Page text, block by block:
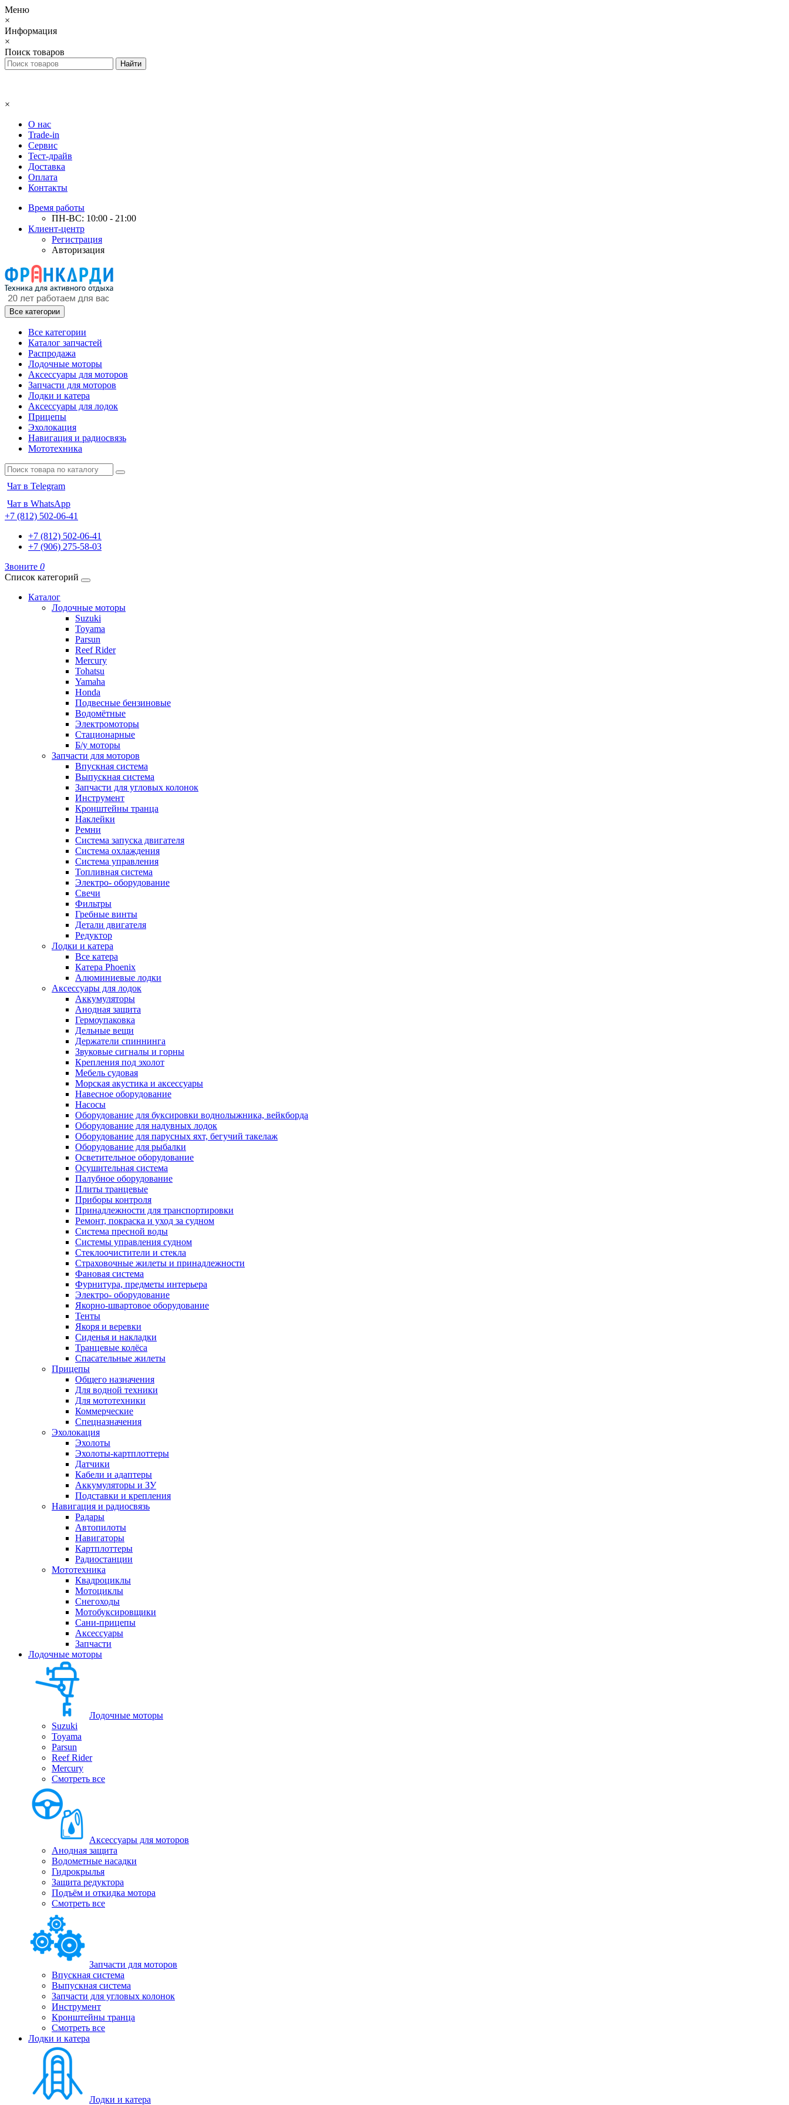
Меню
×
Информация
×
Поиск товаров
×
О нас
Trade-in
Сервис
Тест-драйв
Доставка
Оплата
Контакты
Время работы
ПН-ВС: 10:00 - 21:00
Клиент-центр
Регистрация
Авторизация
Все категории
Все категории
Каталог запчастей
Распродажа
Лодочные моторы
Аксессуары для моторов
Запчасти для моторов
Лодки и катера
Аксессуары для лодок
Прицепы
Эхолокация
Навигация и радиосвязь
Мототехника
Чат в Telegram
Чат в WhatsApp
+7 (812) 502-06-41
+7 (812) 502-06-41
+7 (906) 275-58-03
Звоните 0
Список категорий
Каталог
Лодочные моторы
Suzuki
Toyama
Parsun
Reef Rider
Mercury
Tohatsu
Yamaha
Honda
Подвесные бензиновые
Водомётные
Электромоторы
Стационарные
Б/у моторы
Запчасти для моторов
Впускная система
Выпускная система
Запчасти для угловых колонок
Инструмент
Кронштейны транца
Наклейки
Ремни
Система запуска двигателя
Система охлаждения
Система управления
Топливная система
Электро- оборудование
Свечи
Фильтры
Гребные винты
Детали двигателя
Редуктор
Лодки и катера
Все катера
Катера Phoenix
Алюминиевые лодки
Аксессуары для лодок
Аккумуляторы
Анодная защита
Гермоупаковка
Дельные вещи
Держатели спиннинга
Звуковые сигналы и горны
Крепления под эхолот
Мебель судовая
Морская акустика и аксессуары
Навесное оборудование
Насосы
Оборудование для буксировки воднолыжника, вейкборда
Оборудование для надувных лодок
Оборудование для парусных яхт, бегучий такелаж
Оборудование для рыбалки
Осветительное оборудование
Осушительная система
Палубное оборудование
Плиты транцевые
Приборы контроля
Принадлежности для транспортировки
Ремонт, покраска и уход за судном
Система пресной воды
Системы управления судном
Стеклоочистители и стекла
Страховочные жилеты и принадлежности
Фановая система
Фурнитура, предметы интерьера
Электро- оборудование
Якорно-швартовое оборудование
Тенты
Якоря и веревки
Сиденья и накладки
Транцевые колёса
Спасательные жилеты
Прицепы
Общего назначения
Для водной техники
Для мототехники
Коммерческие
Спецназначения
Эхолокация
Эхолоты
Эхолоты-картплоттеры
Датчики
Кабели и адаптеры
Аккумуляторы и ЗУ
Подставки и крепления
Навигация и радиосвязь
Радары
Автопилоты
Навигаторы
Картплоттеры
Радиостанции
Мототехника
Квадроциклы
Мотоциклы
Снегоходы
Мотобуксировщики
Сани-прицепы
Аксессуары
Запчасти
Лодочные моторы
Лодочные моторы
Suzuki
Toyama
Parsun
Reef Rider
Mercury
Смотреть все
Аксессуары для моторов
Анодная защита
Водометные насадки
Гидрокрылья
Защита редуктора
Подъём и откидка мотора
Смотреть все
Запчасти для моторов
Впускная система
Выпускная система
Запчасти для угловых колонок
Инструмент
Кронштейны транца
Смотреть все
Лодки и катера
Лодки и катера